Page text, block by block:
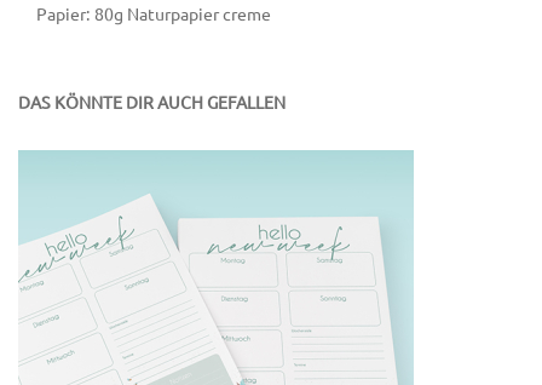
Papier: 80g Naturpapier creme
DAS KÖNNTE DIR AUCH GEFALLEN